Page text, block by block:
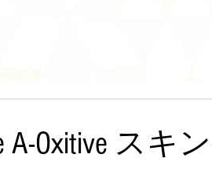
A-Oxitive スキ